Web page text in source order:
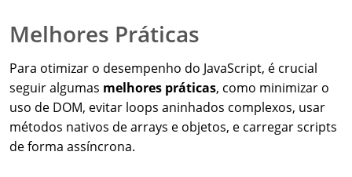
Melhores Práticas
Para otimizar o desempenho do JavaScript, é crucial
seguir algumas melhores práticas, como minimizar o
uso de DOM, evitar loops aninhados complexos, usar
métodos nativos de arrays e objetos, e carregar scripts
de forma assíncrona.